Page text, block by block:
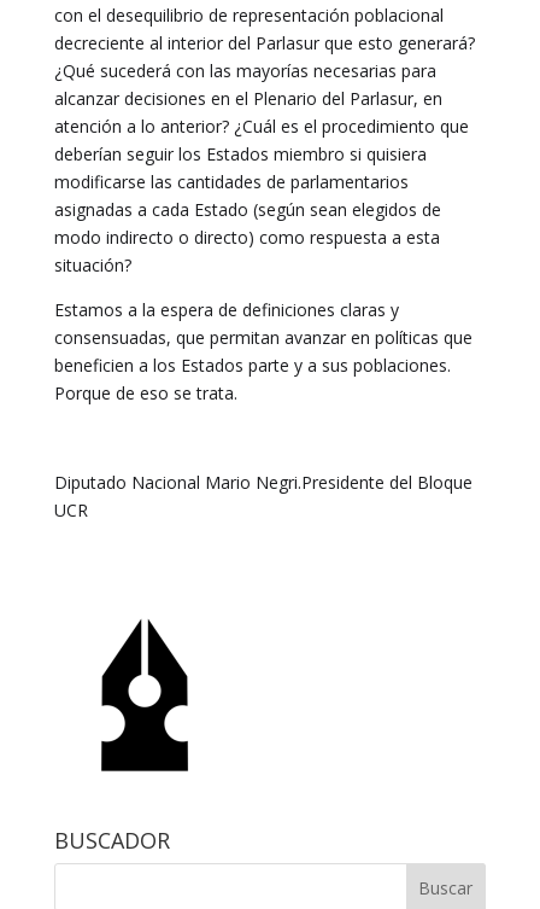
con el desequilibrio de representación poblacional
decreciente al interior del Parlasur que esto generará?
¿Qué sucederá con las mayorías necesarias para
alcanzar decisiones en el Plenario del Parlasur, en
atención a lo anterior? ¿Cuál es el procedimiento que
deberían seguir los Estados miembro si quisiera
modificarse las cantidades de parlamentarios
asignadas a cada Estado (según sean elegidos de
modo indirecto o directo) como respuesta a esta
situación?
Estamos a la espera de definiciones claras y
consensuadas, que permitan avanzar en políticas que
beneficien a los Estados parte y a sus poblaciones.
Porque de eso se trata.
Diputado Nacional Mario Negri.Presidente del Bloque
UCR
BUSCADOR